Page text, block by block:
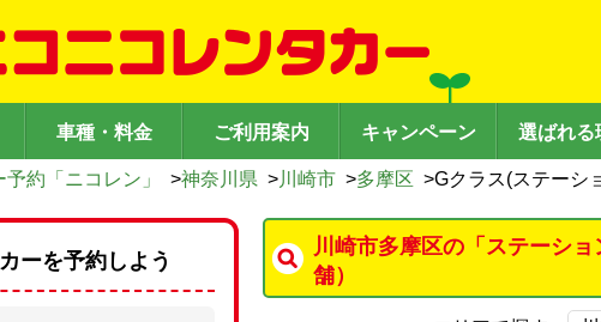
車種・料金 ご利用案内 キャンペーン 選ばれる
約「ニコレン」 >神奈川県 >川崎市 >多摩区 >Gクラス(ステーシ
川崎市多摩区の「ステーシ
舗）
ーを予約しよう